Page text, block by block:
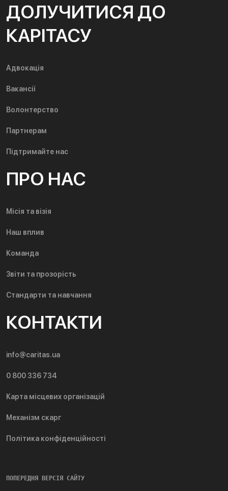
ДОЛУЧИТИСЯ ДО
КАРІТАСУ
Адвокація
Вакансії
Волонтерство
Партнерам
Підтримайте нас
ПРО НАС
Місія та візія
Наш вплив
Команда
Звіти та прозорість
Стандарти та навчання
КОНТАКТИ
info@caritas.ua
0 800 336 734
Карта місцевих організацій
Механізм скарг
Політика конфіденційності
ПОПЕРЕДНЯ ВЕРСІЯ САЙТУ